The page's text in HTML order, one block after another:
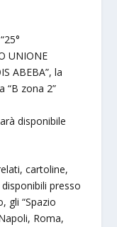
UNIONE
ABEBA”, la
“B zona 2”
disponibile
cartoline,
presso
gli “Spazio
Roma,